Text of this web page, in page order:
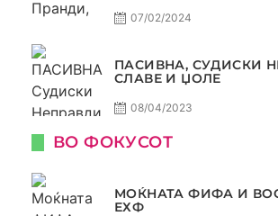
САМО РАКОМЕТ
07/02/2024
ПАСИВНА, СУДИСКИ
СЛАВЕ И ЏОЛЕ
08/04/2023
ВО ФОКУСОТ
МОЌНАТА ФИФА И
ЕХФ